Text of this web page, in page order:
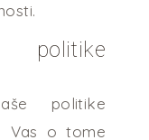
politike
politike
Vas o tome